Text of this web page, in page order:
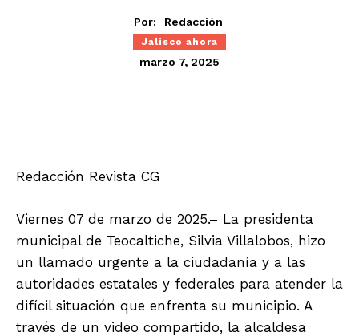
Por: Redacción
Jalisco ahora
marzo 7, 2025
Redacción Revista CG
Viernes 07 de marzo de 2025.– La presidenta
municipal de Teocaltiche, Silvia Villalobos, hizo
un llamado urgente a la ciudadanía y a las
autoridades estatales y federales para atender la
difícil situación que enfrenta su municipio. A
través de un video compartido, la alcaldesa